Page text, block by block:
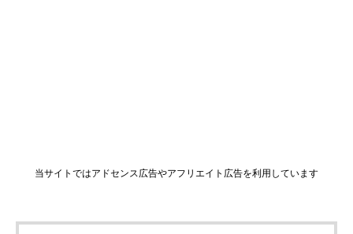
当サイトではアドセンス広告やアフリエイト広告を利用しています